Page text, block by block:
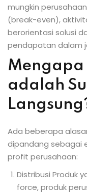
mungkin
(break-even),
berorientasi solusi
pendapatan dalam
Mengapa
adalah
Ada beberapa
dipandang sebagai
profit perusahaan:
Distribusi Produk
force, produk